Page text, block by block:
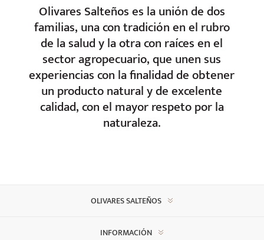
Olivares Salteños es la unión de dos
familias, una con tradición en el rubro
de la salud y la otra con raíces en el
sector agropecuario, que unen sus
experiencias con la finalidad de obtener
un producto natural y de excelente
calidad, con el mayor respeto por la
naturaleza.
OLIVARES SALTEÑOS
INFORMACIÓN